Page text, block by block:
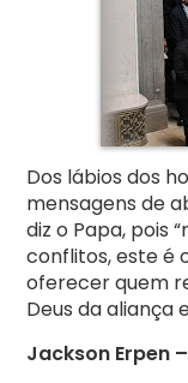
Dos lábios dos
mensagens de
diz o Papa, pois
conflitos, este é
oferecer quem
Deus da aliança
Jackson Erpen